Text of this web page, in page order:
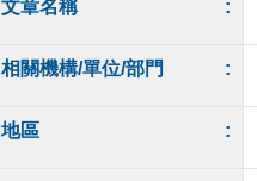
文章名稱 :
相關機構/單位/部門 :
地區 :